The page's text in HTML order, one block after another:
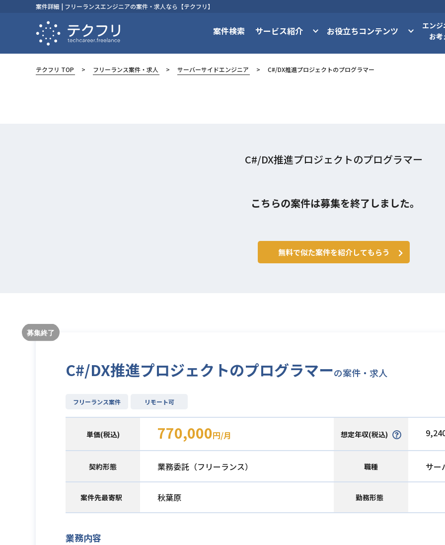
案件詳細 | フリーランスエンジニアの案件・求人なら【テクフリ】
案件検索 サービス紹介 お役立ちコンテンツ
エン
お
テクフリ TOP フリーランス案件・求人 サーバーサイドエンジニア C#/DX推進プロジェクトのプログラマー
C#/DX推進プロジェクトのプログラマー
こちらの案件は募集を終了しました。
無料で似た案件を紹介してもらう
C#/DX推進プロジェクトのプログラマーの案件・求人
フリーランス案件 リモート可
単価(税込) 770,000円/月 想定年収(税込)
契約形態 業務委託（フリーランス） 職種 サー
案件先最寄駅 秋葉原 勤務形態
業務内容